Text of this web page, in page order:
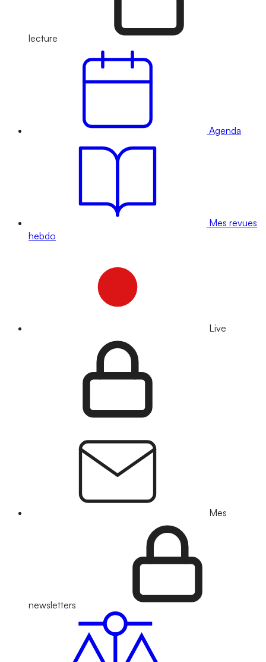
lecture
Agenda
Mes revues
hebdo
Live
Mes
newsletters